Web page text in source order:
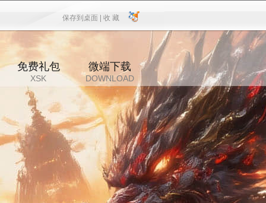
保存到桌面 |
保存到桌面 收 藏
收 藏
免费礼包
XSK
微端下载
DOWNLOAD